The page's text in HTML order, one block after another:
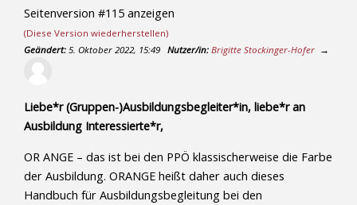
Seitenversion #115 anzeigen
(Diese Version wiederherstellen)
Geändert: 5. Oktober 2022, 15:49 Nutzer/in: Brigitte Stockinger-Hofer →
Liebe*r (Gruppen-)Ausbildungsbegleiter*in, liebe*r an
Ausbildung Interessierte*r,
OR ANGE – das ist bei den PPÖ klassischerweise die Farbe
der Ausbildung. ORANGE heißt daher auch dieses
Handbuch für Ausbildungsbegleitung bei den